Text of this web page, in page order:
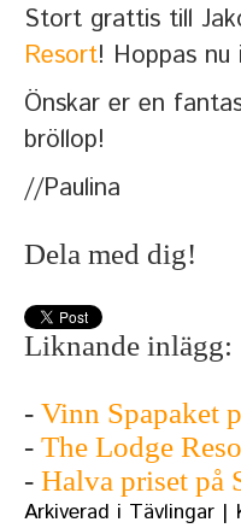
Stort grattis till
Resort! Hoppas
Önskar er en
bröllop!
//Paulina
Dela med dig!
Liknande inlägg:
- Vinn Spapaket
- The Lodge
- Halva priset på
Arkiverad i Tävlingar |